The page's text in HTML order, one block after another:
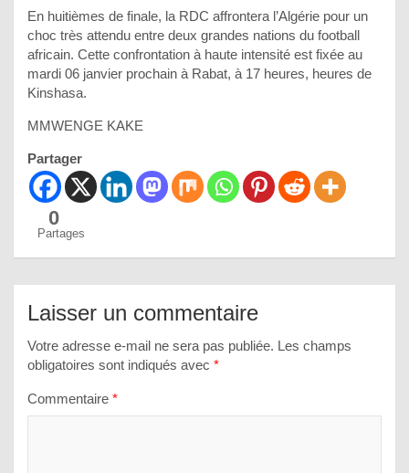
En huitièmes de finale, la RDC affrontera l’Algérie pour un
choc très attendu entre deux grandes nations du football
africain. Cette confrontation à haute intensité est fixée au
mardi 06 janvier prochain à Rabat, à 17 heures, heures de
Kinshasa.
MMWENGE KAKE
Partager
0
Partages
Laisser un commentaire
Votre adresse e-mail ne sera pas publiée. Les champs
obligatoires sont indiqués avec *
Commentaire *